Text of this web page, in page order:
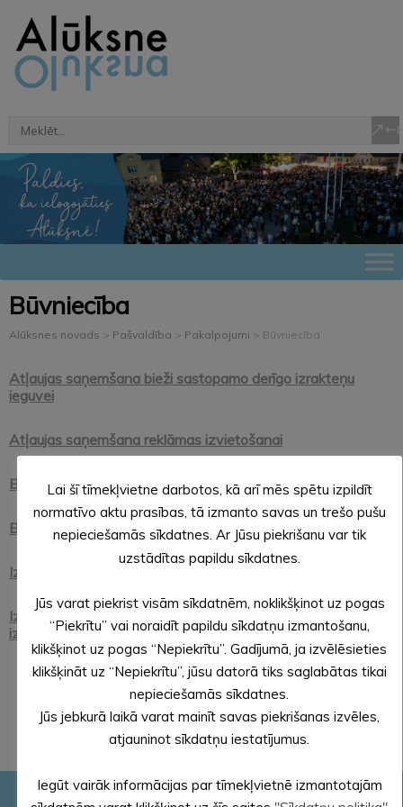
Būvniecība
Alūksnes novads > Pašvaldība > Pakalpojumi > Būvniecība
Atļaujas saņemšana bieži sastopamo derīgo izrakteņu
ieguvei
Atļaujas saņemšana reklāmas izvietošanai
Būves vai tās daļas pieņemšana ekspluatācijā
Būvniecības ieceres iesniegšana
Izziņas saņemšana par būves neesību
Izziņas saņemšana par zemes vienības atļauto
izmantošanu saskaņā ar teritorijas plānojumu
Lai šī tīmekļvietne darbotos, kā arī mēs spētu izpildīt
normatīvo aktu prasības, tā izmanto savas un trešo pušu
nepieciešamās sīkdatnes. Ar Jūsu piekrišanu var tik
uzstādītas papildu sīkdatnes.
Jūs varat piekrist visām sīkdatnēm, noklikšķinot uz pogas
“Piekrītu” vai noraidīt papildu sīkdatņu izmantošanu,
klikšķinot uz pogas “Nepiekrītu”. Gadījumā, ja izvēlēsieties
klikšķināt uz “Nepiekrītu”, jūsu datorā tiks saglabātas tikai
nepieciešamās sīkdatnes.
Jūs jebkurā laikā varat mainīt savas piekrišanas izvēles,
atjauninot sīkdatņu iestatījumus.
Iegūt vairāk informācijas par tīmekļvietnē izmantotajām